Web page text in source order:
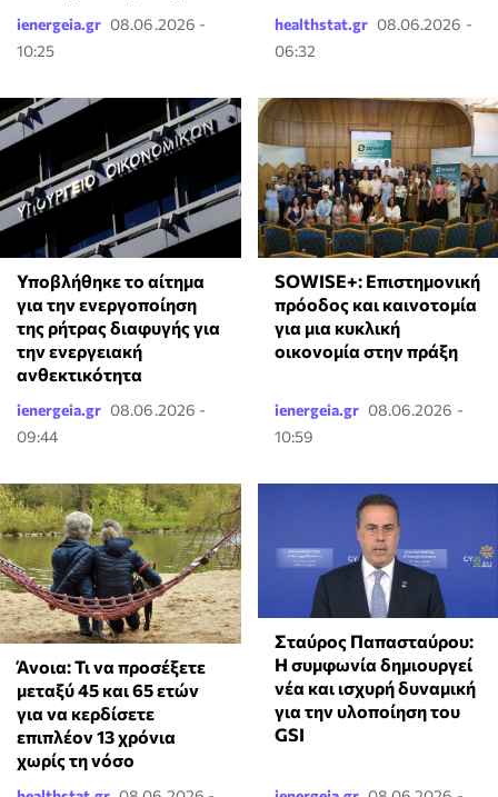
ienergeia.gr 08.06.2026 -
10:25
healthstat.gr 08.06.2026 -
06:32
Υποβλήθηκε το αίτημα
για την ενεργοποίηση
της ρήτρας διαφυγής για
την ενεργειακή
ανθεκτικότητα
ienergeia.gr 08.06.2026 -
09:44
SOWISE+: Επιστημονική
πρόοδος και καινοτομία
για μια κυκλική
οικονομία στην πράξη
ienergeia.gr 08.06.2026 -
10:59
Άνοια: Τι να προσέξετε
μεταξύ 45 και 65 ετών
για να κερδίσετε
επιπλέον 13 χρόνια
χωρίς τη νόσο
Σταύρος Παπασταύρου:
Η συμφωνία δημιουργεί
νέα και ισχυρή δυναμική
για την υλοποίηση του
GSI